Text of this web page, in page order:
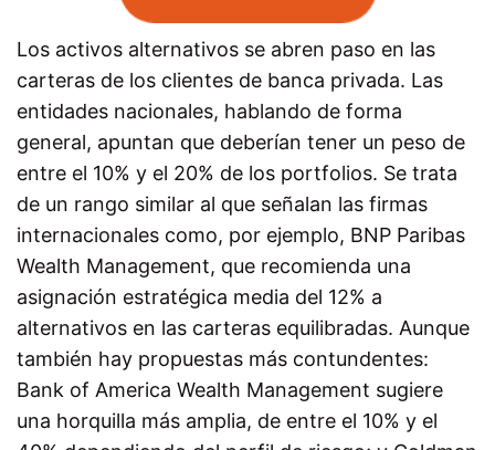
Los activos alternativos se abren paso en las
carteras de los clientes de banca privada. Las
entidades nacionales, hablando de forma
general, apuntan que deberían tener un peso de
entre el 10% y el 20% de los portfolios. Se trata
de un rango similar al que señalan las firmas
internacionales como, por ejemplo, BNP Paribas
Wealth Management, que recomienda una
asignación estratégica media del 12% a
alternativos en las carteras equilibradas. Aunque
también hay propuestas más contundentes:
Bank of America Wealth Management sugiere
una horquilla más amplia, de entre el 10% y el